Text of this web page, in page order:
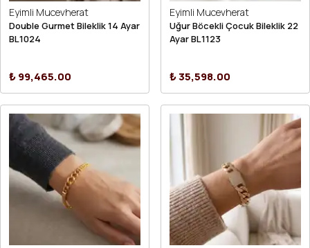
Eyimli Mucevherat
Double Gurmet Bileklik 14 Ayar
BL1024
₺ 99,465.00
Eyimli Mucevherat
Uğur Böcekli Çocuk Bileklik 22
Ayar BL1123
₺ 35,598.00